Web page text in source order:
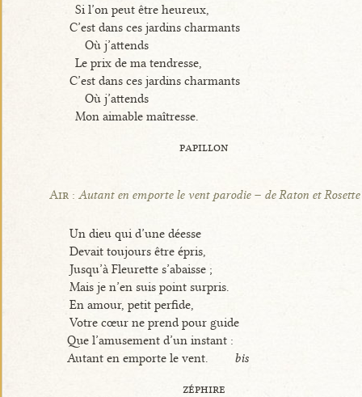
Si l’on peut être heureux,
C’est dans ces jardins charmants
Où j’attends
Le prix de ma tendresse,
C’est dans ces jardins charmants
Où j’attends
Mon aimable maîtresse.
papillon
Air : Autant en emporte le vent parodie – de Raton et Rosette
Un dieu qui d’une déesse
Devait toujours être épris,
Jusqu’à Fleurette s’abaisse ;
Mais je n’en suis point surpris.
En amour, petit perfide,
Votre cœur ne prend pour guide
Que l’amusement d’un instant :
Autant en emporte le vent.
bis
zéphire